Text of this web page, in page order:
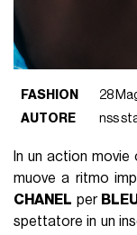
FASHION
28
AUTORE
nss
In un action
muove a ritmo
CHANEL per
spettatore in un